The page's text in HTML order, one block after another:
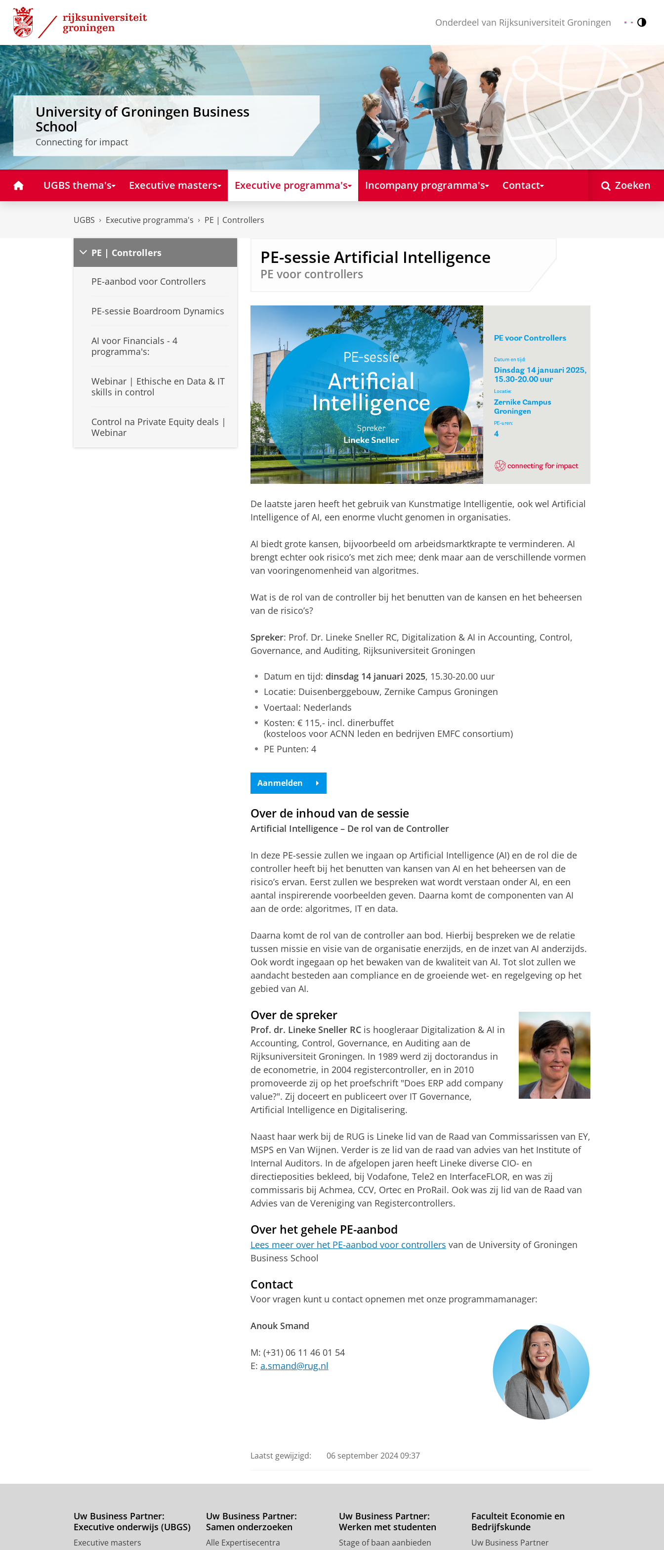
Skip
Content
Skip
Navigation
Onderdeel van Rijksuniversiteit Groningen Nederlands
English
University of Groningen Business
School
Connecting for impact
HomeUGBS thema's Executive masters Executive programma's Incompany programma's Contact Zoeken
UGBS Executive programma's PE | Controllers
PE | Controllers
PE-aanbod voor Controllers
PE-sessie Boardroom Dynamics
AI voor Financials - 4
programma's:
Webinar | Ethische en Data & IT
skills in control
Control na Private Equity deals |
Webinar
PE-sessie Artificial Intelligence
PE voor controllers
De laatste jaren heeft het gebruik van Kunstmatige Intelligentie, ook wel Artificial
Intelligence of AI, een enorme vlucht genomen in organisaties.
AI biedt grote kansen, bijvoorbeeld om arbeidsmarktkrapte te verminderen. AI
brengt echter ook risico’s met zich mee; denk maar aan de verschillende vormen
van vooringenomenheid van algoritmes.
Wat is de rol van de controller bij het benutten van de kansen en het beheersen
van de risico’s?
Spreker: Prof. Dr. Lineke Sneller RC, Digitalization & AI in Accounting, Control,
Governance, and Auditing, Rijksuniversiteit Groningen
Datum en tijd: dinsdag 14 januari 2025, 15.30-20.00 uur
Locatie: Duisenberggebouw, Zernike Campus Groningen
Voertaal: Nederlands
Kosten: € 115,- incl. dinerbuffet
(kosteloos voor ACNN leden en bedrijven EMFC consortium)
PE Punten: 4
Aanmelden
Over de inhoud van de sessie
Artificial Intelligence – De rol van de Controller
In deze PE-sessie zullen we ingaan op Artificial Intelligence (AI) en de rol die de
controller heeft bij het benutten van kansen van AI en het beheersen van de
risico’s ervan. Eerst zullen we bespreken wat wordt verstaan onder AI, en een
aantal inspirerende voorbeelden geven. Daarna komt de componenten van AI
aan de orde: algoritmes, IT en data.
Daarna komt de rol van de controller aan bod. Hierbij bespreken we de relatie
tussen missie en visie van de organisatie enerzijds, en de inzet van AI anderzijds.
Ook wordt ingegaan op het bewaken van de kwaliteit van AI. Tot slot zullen we
aandacht besteden aan compliance en de groeiende wet- en regelgeving op het
gebied van AI.
Over de spreker
Prof. dr. Lineke Sneller RCis hoogleraar Digitalization & AI in
Accounting, Control, Governance, en Auditing aan de
Rijksuniversiteit Groningen. In 1989 werd zij doctorandus in
de econometrie, in 2004 registercontroller, en in 2010
promoveerde zij op het proefschrift "Does ERP add company
value?". Zij doceert en publiceert over IT Governance,
Artificial Intelligence en Digitalisering.
Naast haar werk bij de RUG is Lineke lid van de Raad van Commissarissen van EY,
MSPS en Van Wijnen. Verder is ze lid van de raad van advies van het Institute of
Internal Auditors. In de afgelopen jaren heeft Lineke diverse CIO- en
directieposities bekleed, bij Vodafone, Tele2 en InterfaceFLOR, en was zij
commissaris bij Achmea, CCV, Ortec en ProRail. Ook was zij lid van de Raad van
Advies van de Vereniging van Registercontrollers.
Over het gehele PE-aanbod
Lees meer over het PE-aanbod voor controllers van de University of Groningen
Business School
Contact
Voor vragen kunt u contact opnemen met onze programmamanager:
Anouk Smand
M: (+31) 06 11 46 01 54
E: a.smand@rug.nl
Laatst gewijzigd: 06 september 2024 09:37
Uw Business Partner:
Executive onderwijs (UBGS)
Executive masters
Uw Business Partner:
Samen onderzoeken
Alle Expertisecentra
Uw Business Partner:
Werken met studenten
Stage of baan aanbieden
Faculteit Economie en
Bedrijfskunde
Uw Business Partner